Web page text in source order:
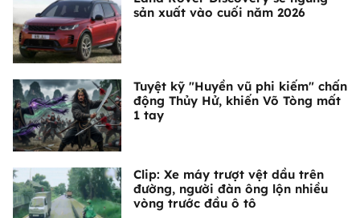
sản xuất vào cuối năm 2026
Tuyệt kỹ "Huyền vũ phi kiếm" chấn
động Thủy Hử, khiến Võ Tòng mất
1 tay
Clip: Xe máy trượt vệt dầu trên
đường, người đàn ông lộn nhiều
vòng trước đầu ô tô